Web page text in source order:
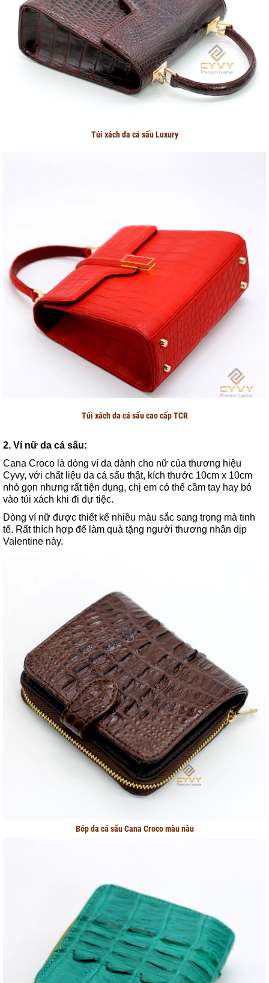
Túi xách da cá sấu Luxury
Túi xách da cá sấu cao cấp TCR
2. Ví nữ da cá sấu:
Cana Croco là dòng ví da dành cho nữ của thương hiệu
Cyvy, với chất liệu da cá sấu thật, kích thước 10cm x 10cm
nhỏ gọn nhưng rất tiện dụng, chị em có thể cầm tay hay bỏ
vào túi xách khi đi dự tiệc.
Dòng ví nữ được thiết kế nhiều màu sắc sang trọng mà tinh
tế. Rất thích hợp để làm quà tặng người thương nhân dịp
Valentine này.
Bóp da cá sấu Cana Croco màu nâu